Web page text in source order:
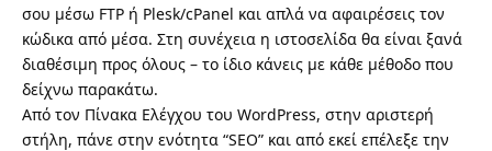
σου μέσω FTP ή Plesk/cPanel και απλά να αφαιρέσεις τον
κώδικα από μέσα. Στη συνέχεια η ιστοσελίδα θα είναι ξανά
διαθέσιμη προς όλους – το ίδιο κάνεις με κάθε μέθοδο που
δείχνω παρακάτω.
Από τον Πίνακα Ελέγχου του WordPress, στην αριστερή
στήλη, πάνε στην ενότητα “SEO” και από εκεί επέλεξε την